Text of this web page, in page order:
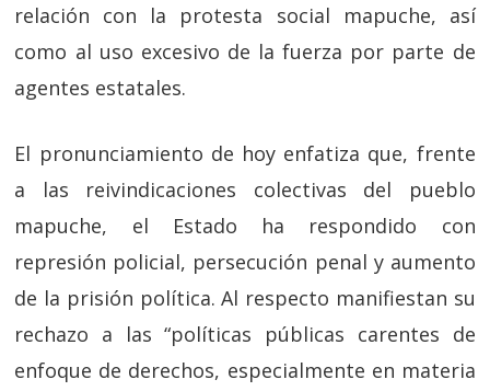
relación con la protesta social mapuche, así
como al uso excesivo de la fuerza por parte de
agentes estatales.
El pronunciamiento de hoy enfatiza que, frente
a las reivindicaciones colectivas del pueblo
mapuche, el Estado ha respondido con
represión policial, persecución penal y aumento
de la prisión política. Al respecto manifiestan su
rechazo a las “políticas públicas carentes de
enfoque de derechos, especialmente en materia